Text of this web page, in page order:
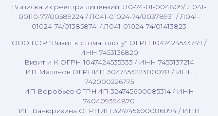
Выписка из реестра лицензий: Л0-74-01-004809/ Л041-
00110-77/00589224 / Л041-01024-74/00378931 / Л041-
01024-74/01385874; / Л041-01024-74/01413823
ООО ЦЭР "Визит к стоматологу" ОГРН 1047424533749 /
ИНН 7453136820
Визит и К ОГРН 1047424535333 / ИНН 7453137214
ИП Малянов ОГРНИП 304745322300078 / ИНН
742000226775
ИП Воробьев ОГРНИП 324745600085314 / ИНН
740409394870
ИП Ванюрихина ОГРНИП 324745600086094 / ИНН